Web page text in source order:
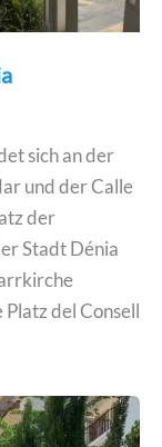
sich an der
und der Calle
der
Stadt Dénia
del Consell